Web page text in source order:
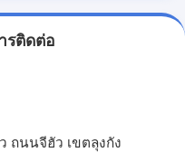
รติดต่อ
ถนนจีฮัว เขตลุงกัง